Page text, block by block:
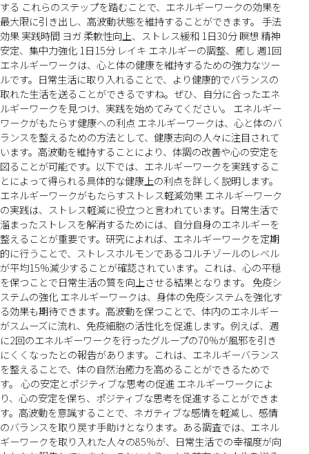
する これらのステップを踏むことで、エネルギーワークの効果を
最大限に引き出し、高波動状態を維持することができます。 手法
効果 実践時間 ヨガ 柔軟性向上、ストレス緩和 1日30分 瞑想 精神
安定、集中力強化 1日15分 レイキ エネルギーの調整、癒し 週1回
エネルギーワークは、心と体の健康を維持するための強力なツー
ルです。日常生活に取り入れることで、より健康的でバランスの
取れた生活を送ることができるですね。ぜひ、自分に合ったエネ
ルギーワークを見つけ、実践を始めてみてください。 エネルギー
ワークがもたらす健康への利点 エネルギーワークは、心と体のバ
ランスを整えるための方法として、健康志向の人々に注目されて
います。高波動を維持することにより、体調の改善や心の安定を
図ることが可能です。以下では、エネルギーワークを実践するこ
とによって得られる具体的な健康上の利点を詳しく説明します。
エネルギーワークがもたらすストレス軽減効果 エネルギーワーク
の実践は、ストレス軽減に役立つと言われています。日常生活で
溜まったストレスを解消するためには、自分自身のエネルギーを
整えることが重要です。研究によれば、エネルギーワークを定期
的に行うことで、ストレスホルモンであるコルチゾールのレベル
が平均15%減少することが確認されています。これは、心の平穏
を保つことで日常生活の質を向上させる結果となります。 免疫シ
ステムの強化 エネルギーワークは、身体の免疫システムを強化す
る効果も期待できます。高波動を保つことで、体内のエネルギー
がスムーズに流れ、免疫細胞の活性化を促進します。例えば、週
に2回のエネルギーワークを行ったグループの70%が風邪を引き
にくくなったとの報告があります。これは、エネルギーバランス
を整えることで、体の自然治癒力を高めることができるためで
す。 心の安定とポジティブな思考の促進 エネルギーワークによ
り、心の安定を保ち、ポジティブな思考を促進することができま
す。高波動を意識することで、ネガティブな感情を軽減し、感情
のバランスを取り戻す手助けとなります。ある調査では、エネル
ギーワークを取り入れた人々の85%が、日常生活での幸福度が向